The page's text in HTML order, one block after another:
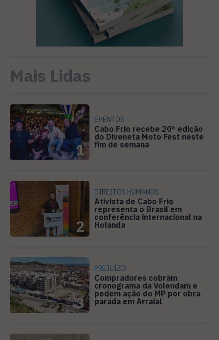
Mais Lidas
1
EVENTOS
Cabo Frio recebe 20ª edição
do Diveneta Moto Fest neste
fim de semana
2
DIREITOS HUMANOS
Ativista de Cabo Frio
representa o Brasil em
conferência internacional na
Holanda
3
PREJUÍZO
Compradores cobram
cronograma da Volendam e
pedem ação do MP por obra
parada em Arraial